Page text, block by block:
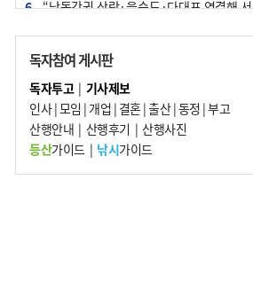
6
“낙동강권 삼락·을숙도·다대포 연결해 서
7
오늘의 날씨- 2026년 8월 7일
8
외국인 선원 ‘인신매매 경유지’ 된 부산…
우려가 현실로
9
[사설] 해수부 신청사 북항으로 확정, 해양
수도 도약의 전환점
10 르노 못 타는 부산시장…관용차 규정에 막
독자참여 게시판
독자투고| 기사제보
인사|모임 | 개업 | 결혼|출산|동정 |부고
산행안내 | 산행후기 | 산행사진
등산가이드| 낚시가이드